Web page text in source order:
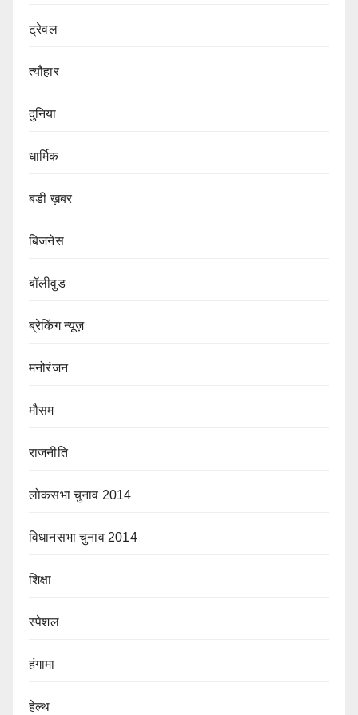
ट्रेवल
त्यौहार
दुनिया
धार्मिक
बडी ख़बर
बिजनेस
बॉलीवुड
ब्रेकिंग न्यूज़
मनोरंजन
मौसम
राजनीति
लोकसभा चुनाव 2014
विधानसभा चुनाव 2014
शिक्षा
स्पेशल
हंगामा
हेल्थ